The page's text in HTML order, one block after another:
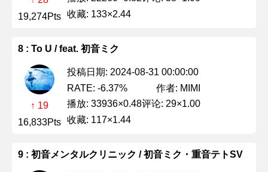
19,274Pts 收藏: 133×2.44
8 : To U / feat. 初音ミク
↑ 19
16,833Pts
投稿日期: 2024-08-31 00:00:00
RATE: -6.37%
作者: MIMI
播放: 33936×0.48评论: 29×1.00
收藏: 117×1.44
9 : 初音メンタルクリニック / 初音ミク・重音テトSV